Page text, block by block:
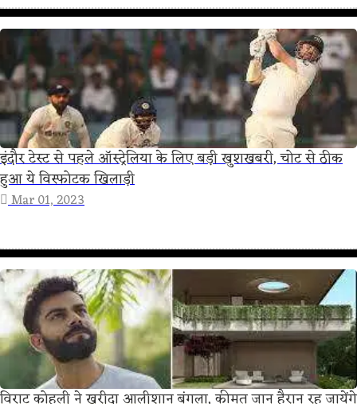
इंदौर टेस्ट से पहले ऑस्ट्रेलिया के लिए बड़ी खुशखबरी, चोट से ठीक
हुआ ये विस्फोटक खिलाड़ी
Mar 01, 2023